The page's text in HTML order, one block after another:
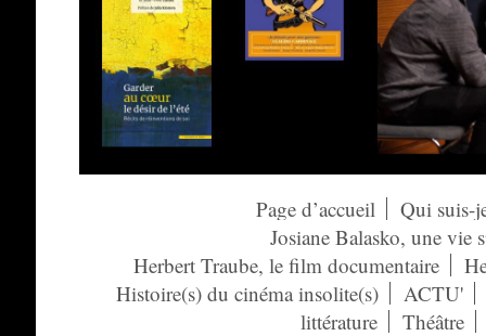
Page d’accueil
Qui suis-
Josiane Balasko, une vie
Herbert Traube, le film documentaire
Histoire(s) du cinéma insolite(s)
ACTU'
littérature
Théâtre